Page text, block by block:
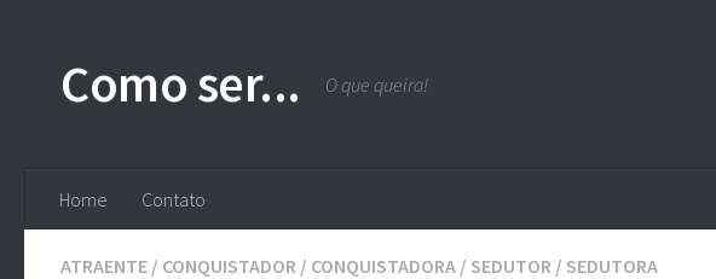
Como ser... O que queira!
Home Contato
ATRAENTE / CONQUISTADOR / CONQUISTADORA / SEDUTOR / SEDUTORA